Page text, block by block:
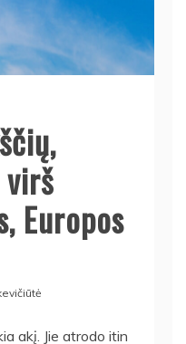
Europos
akį. Jie atrodo itin